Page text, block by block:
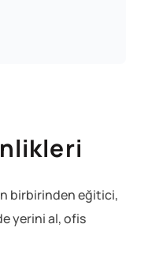
birbirinden eğitici,
yerini al, ofis